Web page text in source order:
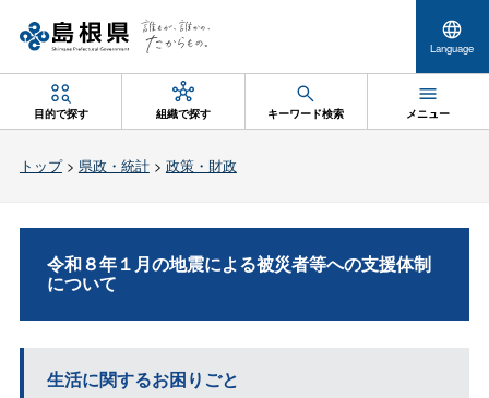
Language
目的で探す 組織で探す キーワード検索 メニュー
トップ> 県政・統計> 政策・財政
令和８年１月の地震による被災者等への支援体制
について
生活に関するお困りごと